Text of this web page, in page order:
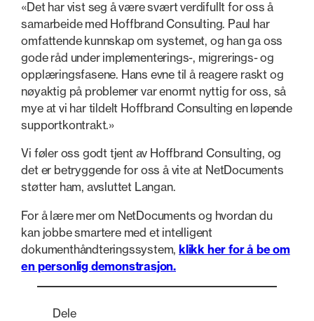
«Det har vist seg å være svært verdifullt for oss å
samarbeide med Hoffbrand Consulting. Paul har
omfattende kunnskap om systemet, og han ga oss
gode råd under implementerings-, migrerings- og
opplæringsfasene. Hans evne til å reagere raskt og
nøyaktig på problemer var enormt nyttig for oss, så
mye at vi har tildelt Hoffbrand Consulting en løpende
supportkontrakt.»
Vi føler oss godt tjent av Hoffbrand Consulting, og
det er betryggende for oss å vite at NetDocuments
støtter ham, avsluttet Langan.
For å lære mer om NetDocuments og hvordan du
kan jobbe smartere med et intelligent
dokumenthåndteringssystem, klikk her for å be om
en personlig demonstrasjon.
Dele